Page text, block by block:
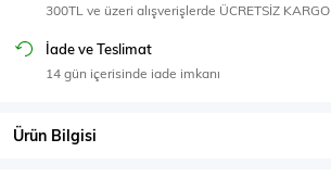
Eşofman Üstü
300TL ve üzeri alışverişlerde ÜCRETSİZ KARGO
İade ve Teslimat
14 gün içerisinde iade imkanı
Ürün Bilgisi